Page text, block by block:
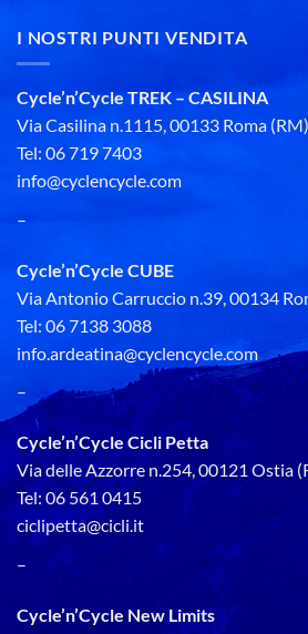
I NOSTRI PUNTI VENDITA
Cycle’n’Cycle TREK – CASILINA
Via Casilina n.1115, 00133 Roma (RM)
Tel: 06 719 7403
info@cyclencycle.com
–
Cycle’n’Cycle CUBE
Via Antonio Carruccio n.39, 00134
Tel: 06 7138 3088
info.ardeatina@cyclencycle.com
–
Cycle’n’Cycle Cicli Petta
Via delle Azzorre n.254, 00121 Ostia
Tel: 06 561 0415
ciclipetta@cicli.it
–
Cycle’n’Cycle New Limits